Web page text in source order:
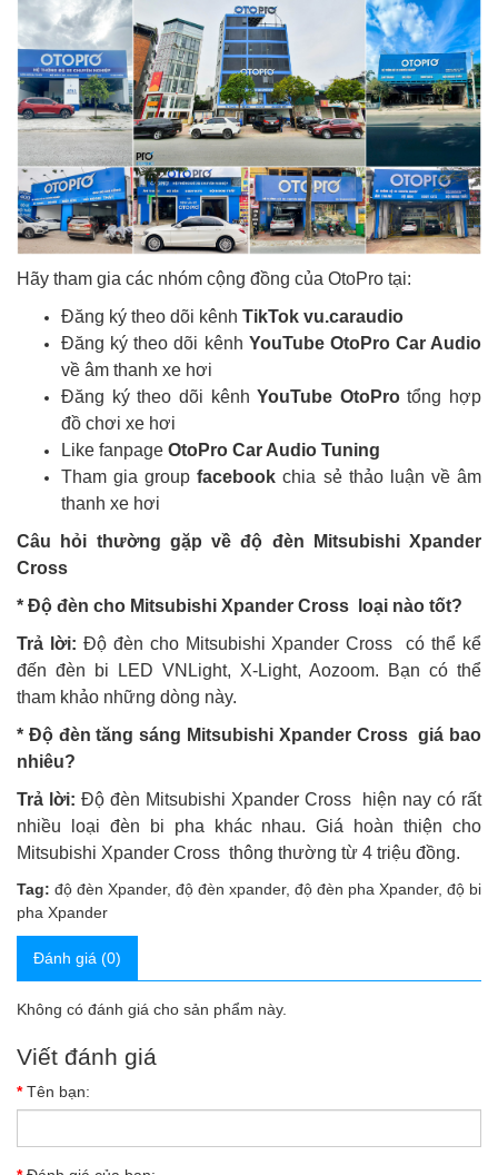
Hãy tham gia các nhóm cộng đồng của OtoPro tại:
Đăng ký theo dõi kênh TikTok vu.caraudio
Đăng ký theo dõi kênh YouTube OtoPro Car Audio
về âm thanh xe hơi
Đăng ký theo dõi kênhYouTube OtoProtổng hợp
đồ chơi xe hơi
Like fanpage OtoPro Car Audio Tuning
Tham gia groupfacebook chia sẻ thảo luận về âm
thanh xe hơi
Câu hỏi thường gặp về độ đèn
Mitsubishi Xpander
Cross
* Độ đèn cho Mitsubishi Xpander Cross
loại nào tốt?
Trả lời: Độ đèn cho Mitsubishi Xpander Cross có thể kể
đến đèn bi LED VNLight, X-Light, Aozoom. Bạn có thể
tham khảo những dòng này.
* Độ đèn tăng sáng Mitsubishi Xpander Cross giá bao
nhiêu?
Trả lời: Độ đèn Mitsubishi Xpander Cross hiện nay có rất
nhiều loại đèn bi pha khác nhau. Giá hoàn thiện cho
Mitsubishi Xpander Cross thông thường từ 4 triệu đồng.
Tag: độ đèn Xpander, độ đèn xpander, độ đèn pha Xpander, độ bi
pha Xpander
Đánh giá (0)
Không có đánh giá cho sản phẩm này.
Viết đánh giá
Tên bạn: